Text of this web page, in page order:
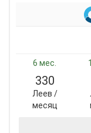
6 мес.
330
Леев /
месяц